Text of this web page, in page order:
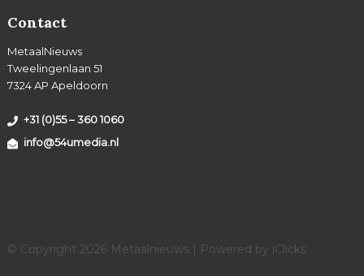
Contact
MetaalNieuws
Tweelingenlaan 51
7324 AP Apeldoorn
+31 (0)55 – 360 1060
info@54umedia.nl
© Copyright 2026 Metaalnieuws | Powered by iClicks